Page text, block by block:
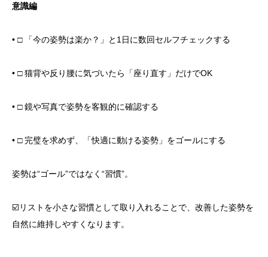
意識編
• □ 「今の姿勢は楽か？」と1日に数回セルフチェックする
• □ 猫背や反り腰に気づいたら「座り直す」だけでOK
• □ 鏡や写真で姿勢を客観的に確認する
• □ 完璧を求めず、「快適に動ける姿勢」をゴールにする
姿勢は“ゴール”ではなく“習慣”。
☑️リストを小さな習慣として取り入れることで、改善した姿勢を
自然に維持しやすくなります。